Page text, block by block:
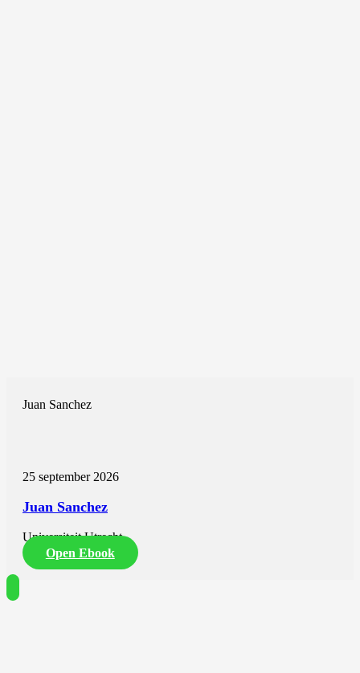
Juan Sanchez
25 september 2026
Juan Sanchez
Universiteit Utrecht
Open Ebook